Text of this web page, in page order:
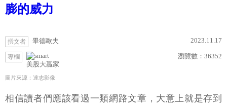
膨的威力
撰文者 畢德歐夫 2023.11.17
專欄
美股大贏家
瀏覽數： 36352
圖片來源：達志影像
相信讀者們應該看過一類網路文章，大意上就是存到